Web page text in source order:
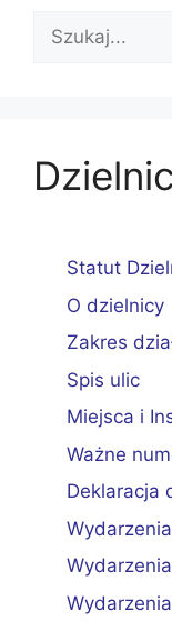
Szukaj
Statut
O dzielnicy
Zakres
Spis ulic
Miejsca i
Ważne
Deklaracja